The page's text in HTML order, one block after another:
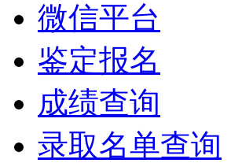
微信平台
鉴定报名
成绩查询
录取名单查询